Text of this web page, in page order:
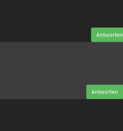
Antworten
Antworten